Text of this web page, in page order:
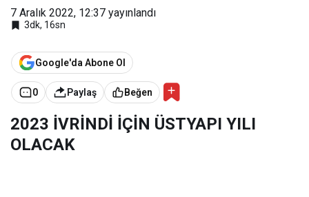
7 Aralık 2022, 12:37 yayınlandı
3dk, 16sn
Google'da Abone Ol
0 Paylaş Beğen
2023 İVRİNDİ İÇİN ÜSTYAPI YILI
OLACAK